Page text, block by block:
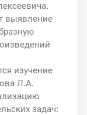
выявление
изучение
Л.А.
задач: